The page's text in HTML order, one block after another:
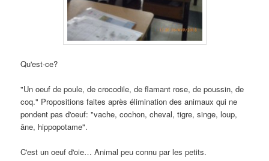
Qu'est-ce?
"Un oeuf de poule, de crocodile, de flamant rose, de poussin, de
coq." Propositions faites après élimination des animaux qui ne
pondent pas d'oeuf: "vache, cochon, cheval, tigre, singe, loup,
âne, hippopotame".
C'est un oeuf d'oie… Animal peu connu par les petits.